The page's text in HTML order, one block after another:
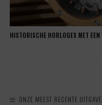
HISTORISCHE HORLOGES MET
ONZE MEEST RECENTE UITGAVE